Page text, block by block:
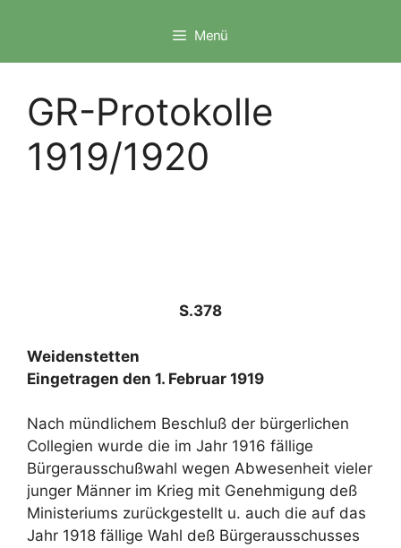
Menü
GR-Protokolle
1919/1920
S.378
Weidenstetten
Eingetragen den 1. Februar 1919
Nach mündlichem Beschluß der bürgerlichen
Collegien wurde die im Jahr 1916 fällige
Bürgerausschußwahl wegen Abwesenheit vieler
junger Männer im Krieg mit Genehmigung deß
Ministeriums zurückgestellt u. auch die auf das
Jahr 1918 fällige Wahl deß Bürgerausschusses